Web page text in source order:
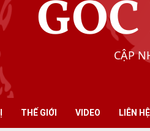
CẬP
THẾ GIỚI VIDEO LIÊN HỆ